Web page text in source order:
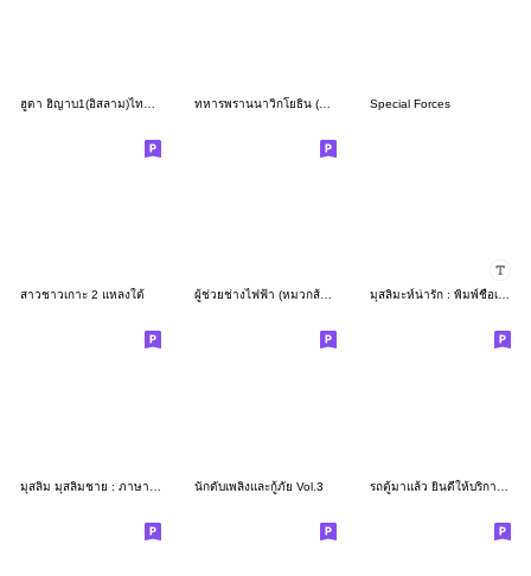
Special Forces
สาวชาวเกาะ 2 แหลงใต้ ผู้ช่วยช่างไฟฟ้า (หมวกส้ม) By Tumzaa PEA มุสลิมะห์น่ารัก : พิมพ์ชื่อเองได้
นักดับเพลิงและกู้ภัย Vol.3